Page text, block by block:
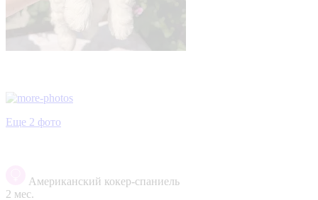
Еще 2 фото
Американский кокер-спаниель
2 мес.